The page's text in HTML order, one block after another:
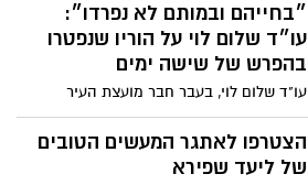
״בחייהם ובמותם לא נפרדו״:
עו״ד שלום לוי על הוריו שנפטרו
בהפרש של שישה ימים
עו"ד שלום לוי, בעבר חבר מועצת העיר
רמת-גן וכיום סמנכ"ל הפארק הלאומי על
הזכרונות מהוריו
הצטרפו לאתגר המעשים הטובים
של ליעד שפירא